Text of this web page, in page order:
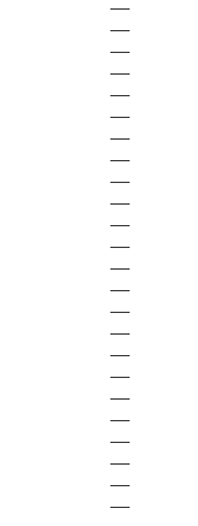
—
—
—
—
—
—
—
—
—
—
—
—
—
—
—
—
—
—
—
—
—
—
—
—